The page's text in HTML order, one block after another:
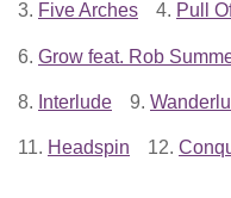
3. Five Arches 4. Pull
6. Grow feat. Rob
8. Interlude 9.
11. Headspin 12.